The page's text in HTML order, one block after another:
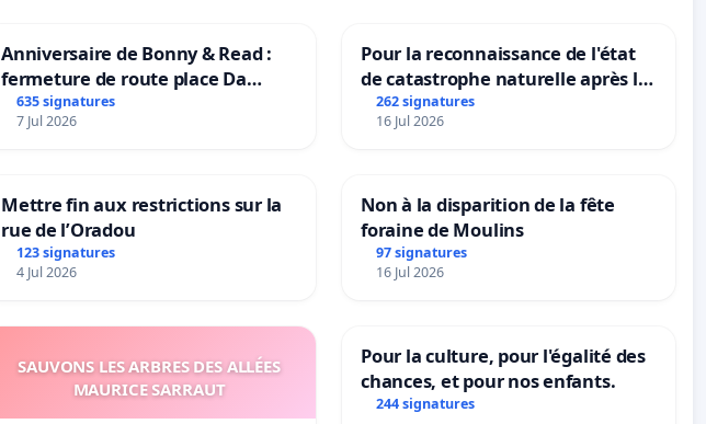
Anniversaire de Bonny & Read :
fermeture de route place Da
Maya M
635 signatures
7 Jul 2026
Pour la reconnaissance de l'état
de catastrophe naturelle après la
grêle du 15 juillet 2026 à Aubenas
et ses alentours
262 signatures
16 Jul 2026
Mettre fin aux restrictions sur la
rue de l’Oradou
123 signatures
4 Jul 2026
Non à la disparition de la fête
foraine de Moulins
97 signatures
16 Jul 2026
SAUVONS LES ARBRES DES ALLÉES
MAURICE SARRAUT
Pour la culture, pour l'égalité des
chances, et pour nos enfants.
244 signatures